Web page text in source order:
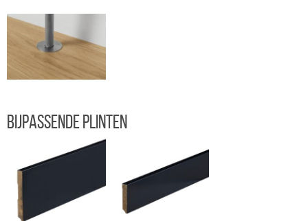
Bijpassende plinten